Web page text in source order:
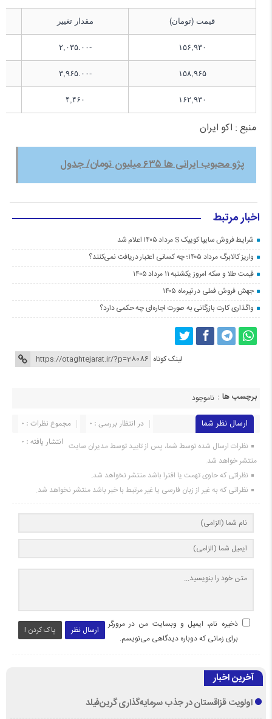
قیمت (تومان) مقدار تغییر
۱۵۶,۹۳۰ -۲,۰۳۵.۰۰
۱۵۸,۹۶۵ -۳,۹۶۵.۰۰
۱۶۲,۹۳۰ ۴,۴۶۰
منبع : اکو ایران
پژو محبوب ایرانی ها ۶۳۵ میلیون تومان/ جدول
اخبار مرتبط
شرایط فروش سایپا کوییک S مرداد ۱۴۰۵ اعلام شد
واریز کالابرگ مرداد ۱۴۰۵؛ چه کسانی اعتبار دریافت نمی‌کنند؟
قیمت طلا و سکه امروز یکشنبه ۱۱ مرداد ۱۴۰۵
جهش فروش فملی در تیرماه ۱۴۰۵
واگذاری کارت بازرگانی به صورت اجاره‌ای چه حکمی دارد؟
لینک کوتاه
برچسب ها : ناموجود
ارسال نظر شما مجموع نظرات : 0
در انتظار بررسی : 0
انتشار یافته : 0 نظرات ارسال شده توسط شما، پس از تایید توسط مدیران سایت
منتشر خواهد شد.
نظراتی که حاوی تهمت یا افترا باشد منتشر نخواهد شد.
نظراتی که به غیر از زبان فارسی یا غیر مرتبط با خبر باشد منتشر نخواهد شد.
ارسال نظر پاک کردن !
ذخیره نام، ایمیل و وبسایت من در مرورگر
برای زمانی که دوباره دیدگاهی می‌نویسم.
آخرین اخبار
اولویت قزاقستان در جذب سرمایه‌گذاری گرین‌فیلد